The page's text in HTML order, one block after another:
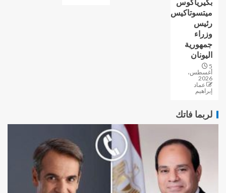
بكيرياكوس
ميتسوتاكيس
رئيس
وزراء
جمهورية
اليونان
5
أغسطس،
2026
عماد
إبراهيم
لربما فاتك